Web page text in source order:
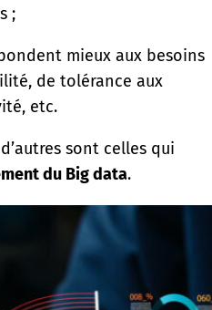
;
mieux aux besoins
de tolérance aux
etc.
sont celles qui
du Big data.